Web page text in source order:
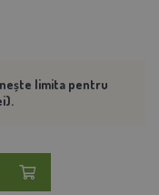
limita pentru